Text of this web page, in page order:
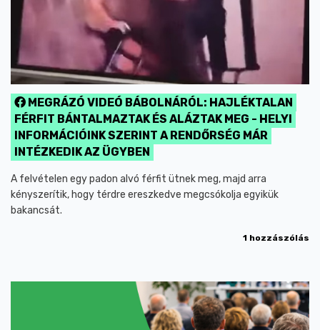
MEGRÁZÓ VIDEÓ BÁBOLNÁRÓL: HAJLÉKTALAN
FÉRFIT BÁNTALMAZTAK ÉS ALÁZTAK MEG - HELYI
INFORMÁCIÓINK SZERINT A RENDŐRSÉG MÁR
INTÉZKEDIK AZ ÜGYBEN
A felvételen egy padon alvó férfit ütnek meg, majd arra
kényszerítik, hogy térdre ereszkedve megcsókolja egyikük
bakancsát.
1 hozzászólás